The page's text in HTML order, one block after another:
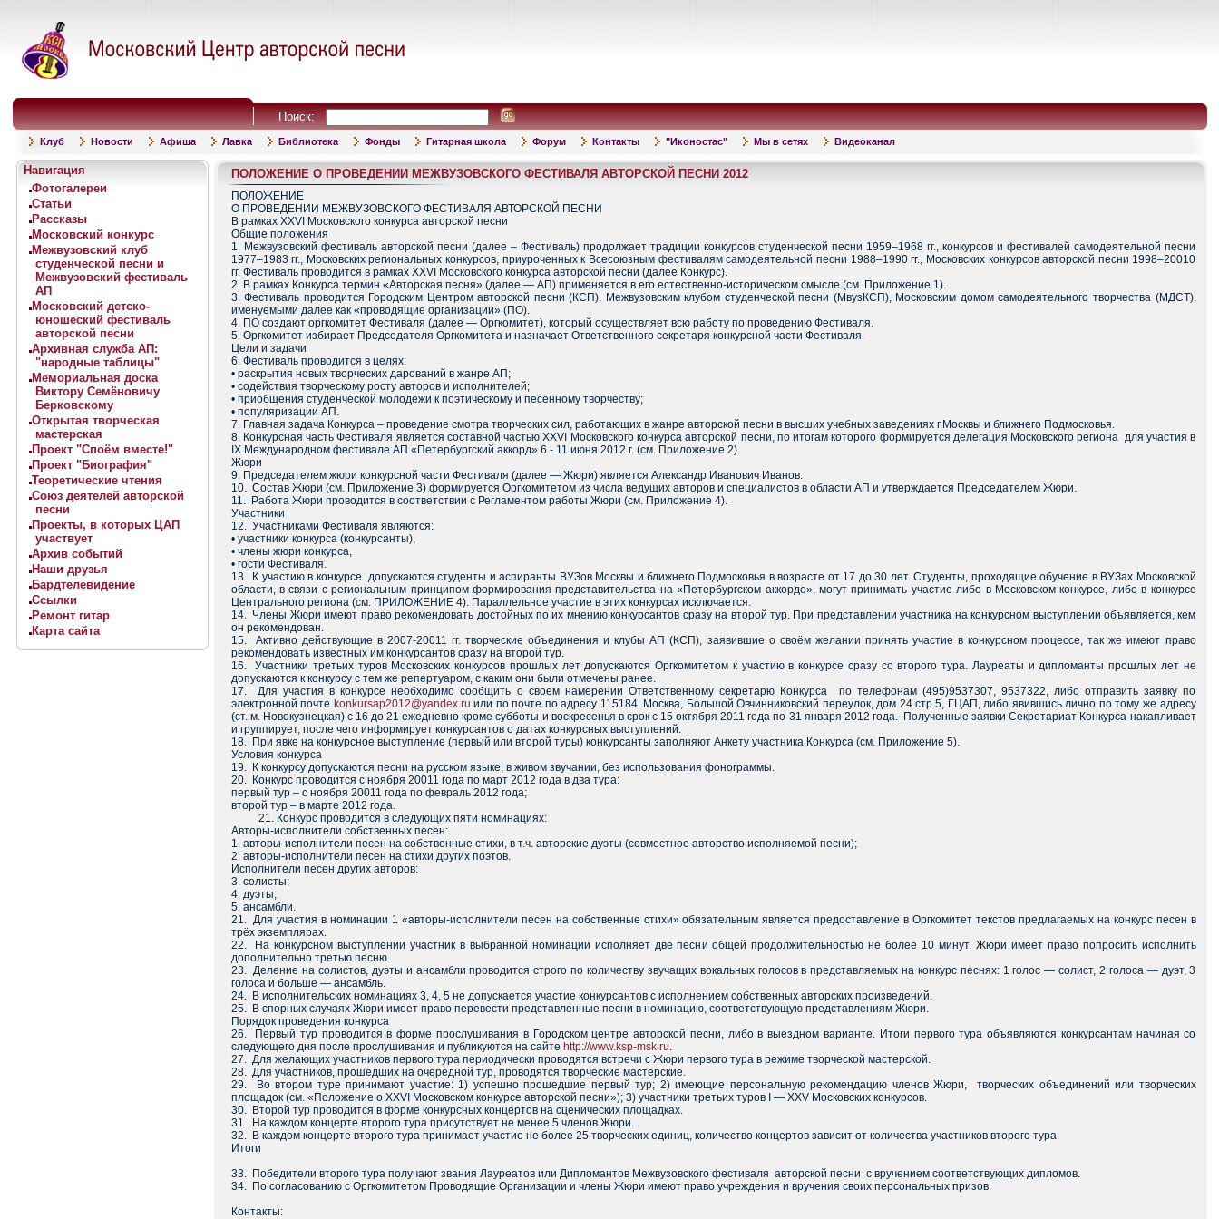
Поиск:
Клуб Новости Афиша Лавка Библиотека Фонды Гитарная школа Форум Контакты "Иконостас" Мы в сетях Видеоканал
Навигация
Фотогалереи
Статьи
Рассказы
Московский конкурс
Межвузовский клуб
студенческой песни и
Межвузовский фестиваль
АП
Московский детско-
юношеский фестиваль
авторской песни
Архивная служба АП:
"народные таблицы"
Мемориальная доска
Виктору Семёновичу
Берковскому
Открытая творческая
мастерская
Проект "Споём вместе!"
Проект "Биография"
Теоретические чтения
Союз деятелей авторской
песни
Проекты, в которых ЦАП
участвует
Архив событий
Наши друзья
Бардтелевидение
Ссылки
Ремонт гитар
Карта сайта
ПОЛОЖЕНИЕ О ПРОВЕДЕНИИ МЕЖВУЗОВСКОГО ФЕСТИВАЛЯ АВТОРСКОЙ ПЕСНИ 2012
ПОЛОЖЕНИЕ
О ПРОВЕДЕНИИ МЕЖВУЗОВСКОГО ФЕСТИВАЛЯ АВТОРСКОЙ ПЕСНИ
В рамках ХХVI Московского конкурса авторской песни
Общие положения
1. Межвузовский фестиваль авторской песни (далее – Фестиваль) продолжает традиции конкурсов студенческой песни 1959–1968 гг., конкурсов и фестивалей самодеятельной песни
1977–1983 гг., Московских региональных конкурсов, приуроченных к Всесоюзным фестивалям самодеятельной песни 1988–1990 гг., Московских конкурсов авторской песни 1998–20010
гг. Фестиваль проводится в рамках XXVI Московского конкурса авторской песни (далее Конкурс).
2. В рамках Конкурса термин «Авторская песня» (далее — АП) применяется в его естественно-историческом смысле (см. Приложение 1).
3. Фестиваль проводится Городским Центром авторской песни (КСП), Межвузовским клубом студенческой песни (МвузКСП), Московским домом самодеятельного творчества (МДСТ),
именуемыми далее как «проводящие организации» (ПО).
4. ПО создают оргкомитет Фестиваля (далее — Оргкомитет), который осуществляет всю работу по проведению Фестиваля.
5. Оргкомитет избирает Председателя Оргкомитета и назначает Ответственного секретаря конкурсной части Фестиваля.
Цели и задачи
6. Фестиваль проводится в целях:
• раскрытия новых творческих дарований в жанре АП;
• содействия творческому росту авторов и исполнителей;
• приобщения студенческой молодежи к поэтическому и песенному творчеству;
• популяризации АП.
7. Главная задача Конкурса – проведение смотра творческих сил, работающих в жанре авторской песни в высших учебных заведениях г.Москвы и ближнего Подмосковья.
8. Конкурсная часть Фестиваля является составной частью XXVI Московского конкурса авторской песни, по итогам которого формируется делегация Московского региона для участия в
IX Международном фестивале АП «Петербургский аккорд» 6 - 11 июня 2012 г. (см. Приложение 2).
Жюри
9. Председателем жюри конкурсной части Фестиваля (далее — Жюри) является Александр Иванович Иванов.
10. Состав Жюри (см. Приложение 3) формируется Оргкомитетом из числа ведущих авторов и специалистов в области АП и утверждается Председателем Жюри.
11. Работа Жюри проводится в соответствии с Регламентом работы Жюри (см. Приложение 4).
Участники
12. Участниками Фестиваля являются:
• участники конкурса (конкурсанты),
• члены жюри конкурса,
• гости Фестиваля.
13. К участию в конкурсе допускаются студенты и аспиранты ВУЗов Москвы и ближнего Подмосковья в возрасте от 17 до 30 лет. Студенты, проходящие обучение в ВУЗах Московской
области, в связи с региональным принципом формирования представительства на «Петербургском аккорде», могут принимать участие либо в Московском конкурсе, либо в конкурсе
Центрального региона (см. ПРИЛОЖЕНИЕ 4). Параллельное участие в этих конкурсах исключается.
14. Члены Жюри имеют право рекомендовать достойных по их мнению конкурсантов сразу на второй тур. При представлении участника на конкурсном выступлении объявляется, кем
он рекомендован.
15. Активно действующие в 2007-20011 гг. творческие объединения и клубы АП (КСП), заявившие о своём желании принять участие в конкурсном процессе, так же имеют право
рекомендовать известных им конкурсантов сразу на второй тур.
16. Участники третьих туров Московских конкурсов прошлых лет допускаются Оргкомитетом к участию в конкурсе сразу со второго тура. Лауреаты и дипломанты прошлых лет не
допускаются к конкурсу с тем же репертуаром, с каким они были отмечены ранее.
17. Для участия в конкурсе необходимо сообщить о своем намерении Ответственному секретарю Конкурса по телефонам (495)9537307, 9537322, либо отправить заявку по
электронной почте konkursap2012@yandex.ru или по почте по адресу 115184, Москва, Большой Овчинниковский переулок, дом 24 стр.5, ГЦАП, либо явившись лично по тому же адресу
(ст. м. Новокузнецкая) с 16 до 21 ежедневно кроме субботы и воскресенья в срок с 15 октября 2011 года по 31 января 2012 года. Полученные заявки Секретариат Конкурса накапливает
и группирует, после чего информирует конкурсантов о датах конкурсных выступлений.
18. При явке на конкурсное выступление (первый или второй туры) конкурсанты заполняют Анкету участника Конкурса (см. Приложение 5).
Условия конкурса
19. К конкурсу допускаются песни на русском языке, в живом звучании, без использования фонограммы.
20. Конкурс проводится с ноября 20011 года по март 2012 года в два тура:
первый тур – с ноября 20011 года по февраль 2012 года;
второй тур – в марте 2012 года.
21. Конкурс проводится в следующих пяти номинациях:
Авторы-исполнители собственных песен:
1. авторы-исполнители песен на собственные стихи, в т.ч. авторские дуэты (совместное авторство исполняемой песни);
2. авторы-исполнители песен на стихи других поэтов.
Исполнители песен других авторов:
3. солисты;
4. дуэты;
5. ансамбли.
21. Для участия в номинации 1 «авторы-исполнители песен на собственные стихи» обязательным является предоставление в Оргкомитет текстов предлагаемых на конкурс песен в
трёх экземплярах.
22. На конкурсном выступлении участник в выбранной номинации исполняет две песни общей продолжительностью не более 10 минут. Жюри имеет право попросить исполнить
дополнительно третью песню.
23. Деление на солистов, дуэты и ансамбли проводится строго по количеству звучащих вокальных голосов в представляемых на конкурс песнях: 1 голос — солист, 2 голоса — дуэт, 3
голоса и больше — ансамбль.
24. В исполнительских номинациях 3, 4, 5 не допускается участие конкурсантов с исполнением собственных авторских произведений.
25. В спорных случаях Жюри имеет право перевести представленные песни в номинацию, соответствующую представлениям Жюри.
Порядок проведения конкурса
26. Первый тур проводится в форме прослушивания в Городском центре авторской песни, либо в выездном варианте. Итоги первого тура объявляются конкурсантам начиная со
следующего дня после прослушивания и публикуются на сайте http://www.ksp-msk.ru.
27. Для желающих участников первого тура периодически проводятся встречи с Жюри первого тура в режиме творческой мастерской.
28. Для участников, прошедших на очередной тур, проводятся творческие мастерские.
29. Во втором туре принимают участие: 1) успешно прошедшие первый тур; 2) имеющие персональную рекомендацию членов Жюри, творческих объединений или творческих
площадок (см. «Положение о XXVI Московском конкурсе авторской песни»); 3) участники третьих туров I — XXV Московских конкурсов.
30. Второй тур проводится в форме конкурсных концертов на сценических площадках.
31. На каждом концерте второго тура присутствует не менее 5 членов Жюри.
32. В каждом концерте второго тура принимает участие не более 25 творческих единиц, количество концертов зависит от количества участников второго тура.
Итоги
33. Победители второго тура получают звания Лауреатов или Дипломантов Межвузовского фестиваля авторской песни с вручением соответствующих дипломов.
34. По согласованию с Оргкомитетом Проводящие Организации и члены Жюри имеют право учреждения и вручения своих персональных призов.
Контакты: